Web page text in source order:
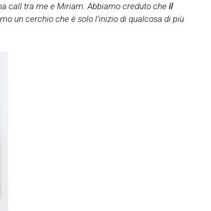
call tra me e Miriam. Abbiamo creduto che il
un cerchio che è solo l’inizio di qualcosa di più